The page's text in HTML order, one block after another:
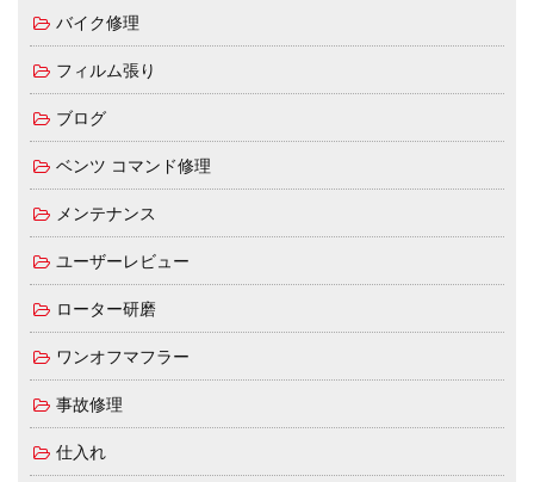
バイク修理
フィルム張り
ブログ
ベンツ コマンド修理
メンテナンス
ユーザーレビュー
ローター研磨
ワンオフマフラー
事故修理
仕入れ